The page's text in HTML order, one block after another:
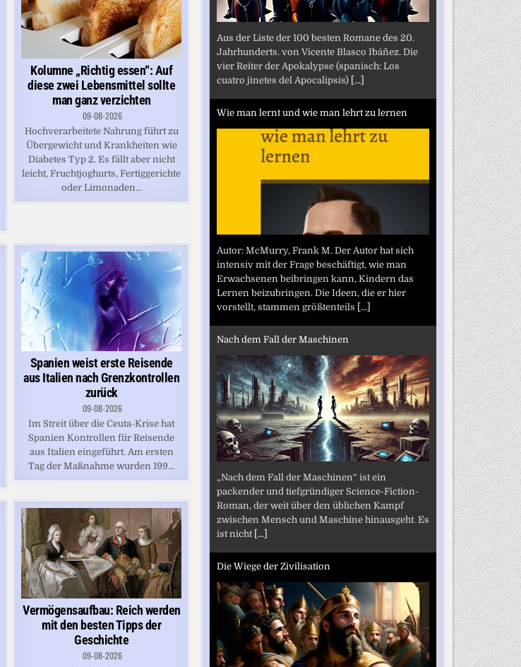
Kolumne „Richtig essen“: Auf
diese zwei Lebensmittel sollte
man ganz verzichten
09-08-2026
Hochverarbeitete Nahrung führt zu
Übergewicht und Krankheiten wie
Diabetes Typ 2. Es fällt aber nicht
leicht, Fruchtjoghurts, Fertiggerichte
oder Limonaden...
Spanien weist erste Reisende
aus Italien nach Grenzkontrollen
zurück
09-08-2026
Im Streit über die Ceuta-Krise hat
Spanien Kontrollen für Reisende
aus Italien eingeführt. Am ersten
Tag der Maßnahme wurden 199...
Vermögensaufbau: Reich werden
mit den besten Tipps der
Geschichte
09-08-2026
Aus der Liste der 100 besten Romane des 20.
Jahrhunderts. von Vicente Blasco Ibáñez. Die
vier Reiter der Apokalypse (spanisch: Los
cuatro jinetes del Apocalipsis) [...]
Wie man lernt und wie man lehrt zu lernen
Autor: McMurry, Frank M. Der Autor hat sich
intensiv mit der Frage beschäftigt, wie man
Erwachsenen beibringen kann, Kindern das
Lernen beizubringen. Die Ideen, die er hier
vorstellt, stammen größtenteils [...]
Nach dem Fall der Maschinen
„Nach dem Fall der Maschinen“ ist ein
packender und tiefgründiger Science-Fiction-
Roman, der weit über den üblichen Kampf
zwischen Mensch und Maschine hinausgeht. Es
ist nicht [...]
Die Wiege der Zivilisation